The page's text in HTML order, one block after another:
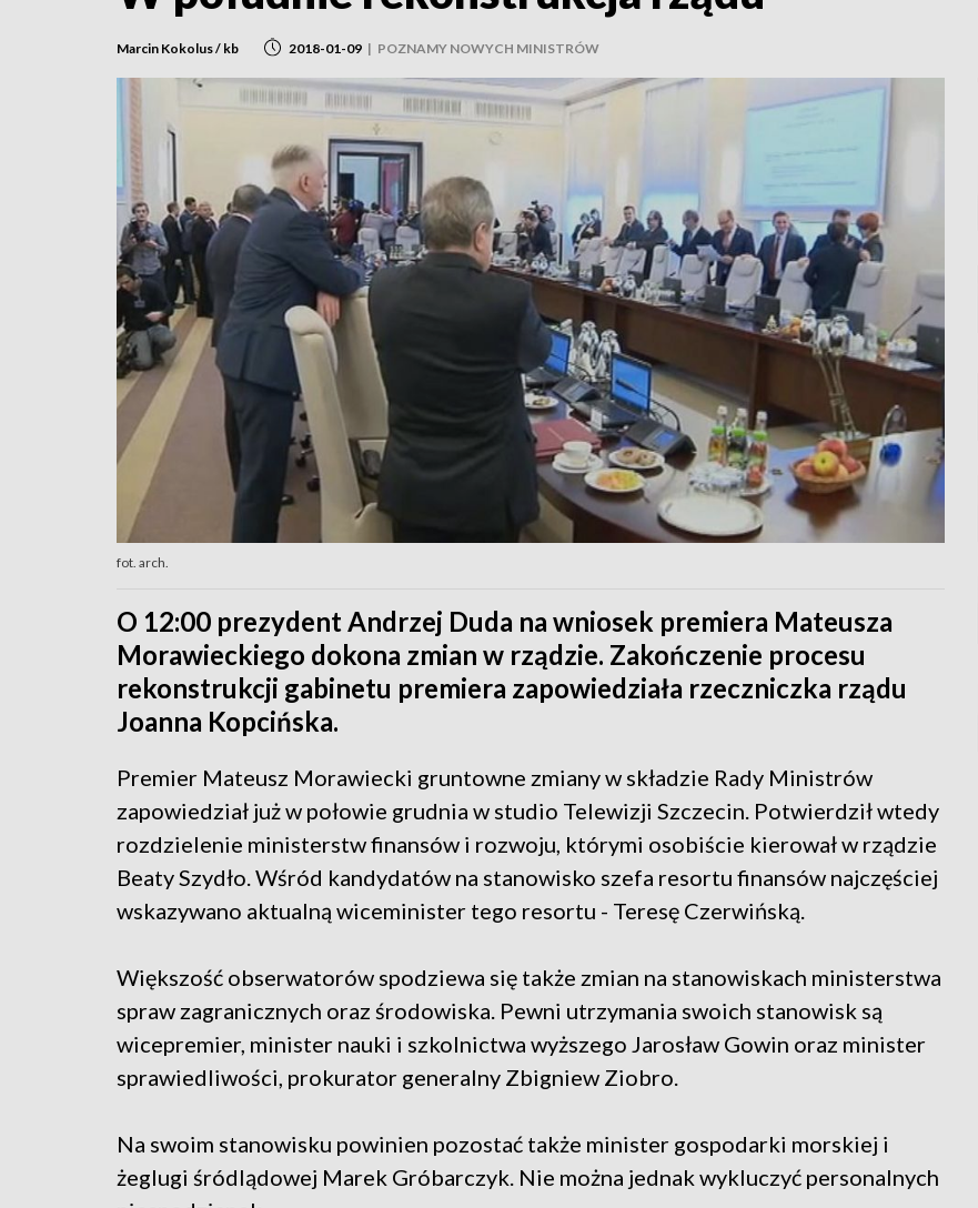
Marcin Kokolus / kb 2018-01-09 | POZNAMY NOWYCH MINISTRÓW
fot. arch.
O 12:00 prezydent Andrzej Duda na wniosek premiera Mateusza
Morawieckiego dokona zmian w rządzie. Zakończenie procesu
rekonstrukcji gabinetu premiera zapowiedziała rzeczniczka rządu
Joanna Kopcińska.
Premier Mateusz Morawiecki gruntowne zmiany w składzie Rady Ministrów
zapowiedział już w połowie grudnia w studio Telewizji Szczecin. Potwierdził wtedy
rozdzielenie ministerstw finansów i rozwoju, którymi osobiście kierował w rządzie
Beaty Szydło. Wśród kandydatów na stanowisko szefa resortu finansów najczęściej
wskazywano aktualną wiceminister tego resortu - Teresę Czerwińską.
Większość obserwatorów spodziewa się także zmian na stanowiskach ministerstwa
spraw zagranicznych oraz środowiska. Pewni utrzymania swoich stanowisk są
wicepremier, minister nauki i szkolnictwa wyższego Jarosław Gowin oraz minister
sprawiedliwości, prokurator generalny Zbigniew Ziobro.
Na swoim stanowisku powinien pozostać także minister gospodarki morskiej i
żeglugi śródlądowej Marek Gróbarczyk. Nie można jednak wykluczyć personalnych